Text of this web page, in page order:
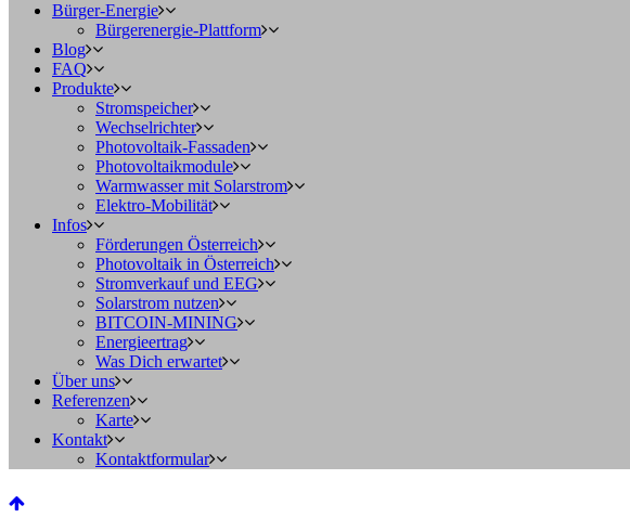
Bürger-Energie
Bürgerenergie-Plattform
Blog
FAQ
Produkte
Stromspeicher
Wechselrichter
Photovoltaik-Fassaden
Photovoltaikmodule
Warmwasser mit Solarstrom
Elektro-Mobilität
Infos
Förderungen Österreich
Photovoltaik in Österreich
Stromverkauf und EEG
Solarstrom nutzen
BITCOIN-MINING
Energieertrag
Was Dich erwartet
Über uns
Referenzen
Karte
Kontakt
Kontaktformular